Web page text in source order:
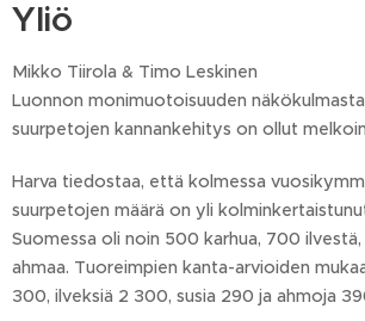
Yliö
Mikko Tiirola & Timo Leskinen
Luonnon monimuotoisuuden
suurpetojen kannankehitys on ollut
Harva tiedostaa, että kolmessa
suurpetojen määrä on yli
Suomessa oli noin 500 karhua, 700 ilvestä,
ahmaa. Tuoreimpien kanta-arvioiden
300, ilveksiä 2 300, susia 290 ja ahmoja